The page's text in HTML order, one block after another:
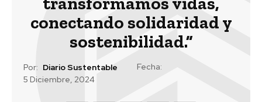
conectando solidaridad y
sostenibilidad.”
Por: Diario Sustentable
Fecha:
5 Diciembre, 2024